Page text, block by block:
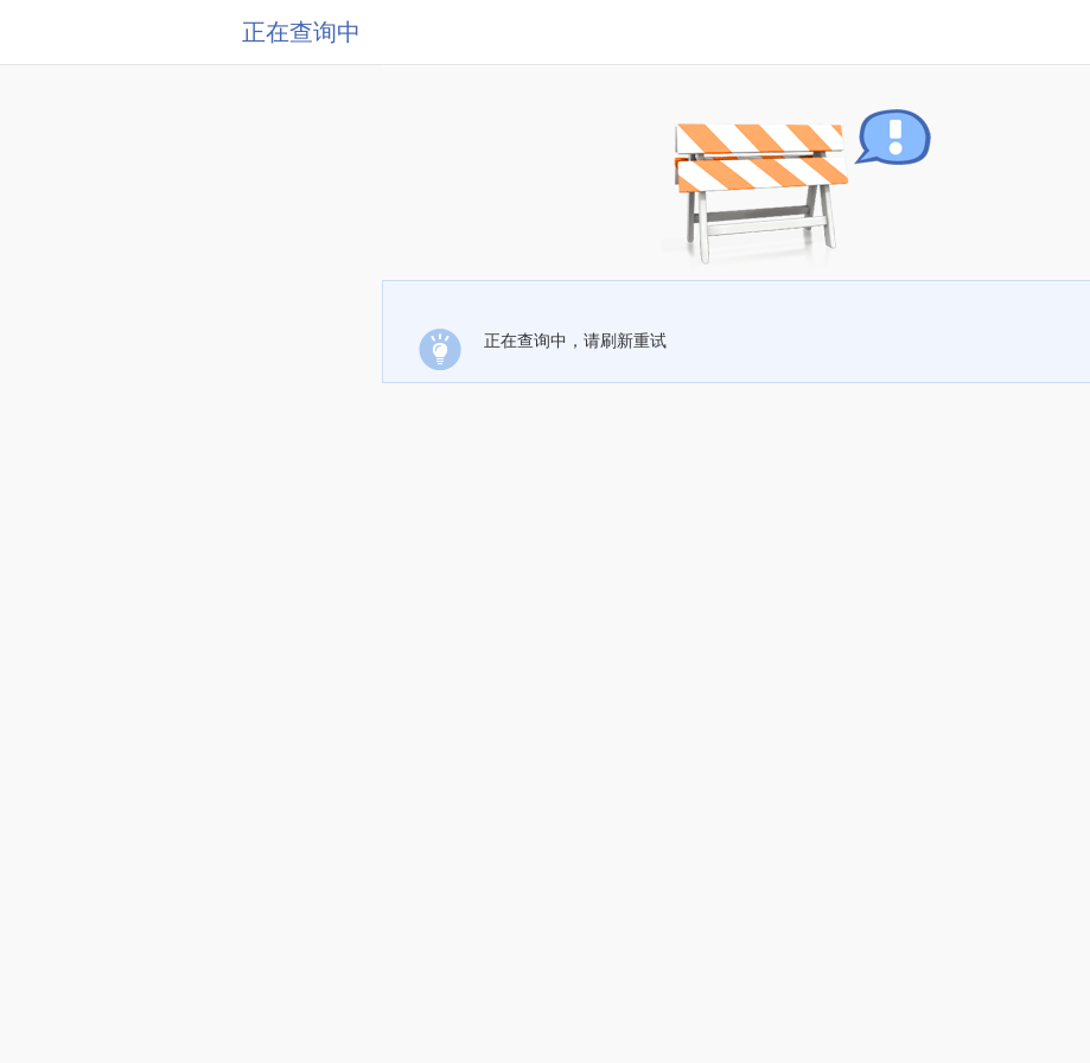
正在查询中
正在查询中，请刷新重试